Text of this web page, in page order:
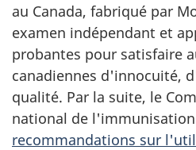
au Canada, fabriqué par
examen indépendant et
probantes pour satisfaire
canadiennes d'innocuité,
qualité. Par la suite, le
national de l'immunisation
recommandations sur